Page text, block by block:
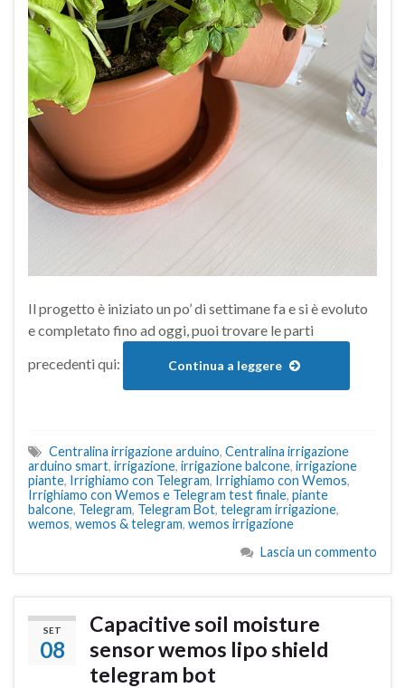
Il progetto è iniziato un po’ di settimane fa e si è evoluto
e completato fino ad oggi, puoi trovare le parti
precedenti qui:
Continua a leggere
Centralina irrigazione arduino, Centralina irrigazione
arduino smart, irrigazione, irrigazione balcone, irrigazione
piante, Irrighiamo con Telegram, Irrighiamo con Wemos,
Irrighiamo con Wemos e Telegram test finale, piante
balcone, Telegram, Telegram Bot, telegram irrigazione,
wemos, wemos & telegram, wemos irrigazione
Lascia un commento
SET
08
Capacitive soil moisture
sensor wemos lipo shield
telegram bot